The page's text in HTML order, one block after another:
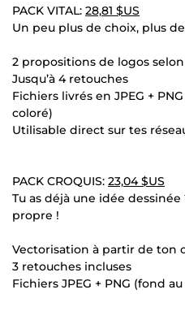
PACK VITAL: 28,81 $US
Un peu plus de choix, plus
2 propositions de logos
Jusqu’à 4 retouches
Fichiers livrés en JPEG +
coloré)
Utilisable direct sur tes
PACK CROQUIS: 23,04 $US
Tu as déjà une idée
propre !
Vectorisation à partir de ton
3 retouches incluses
Fichiers JPEG + PNG (fond